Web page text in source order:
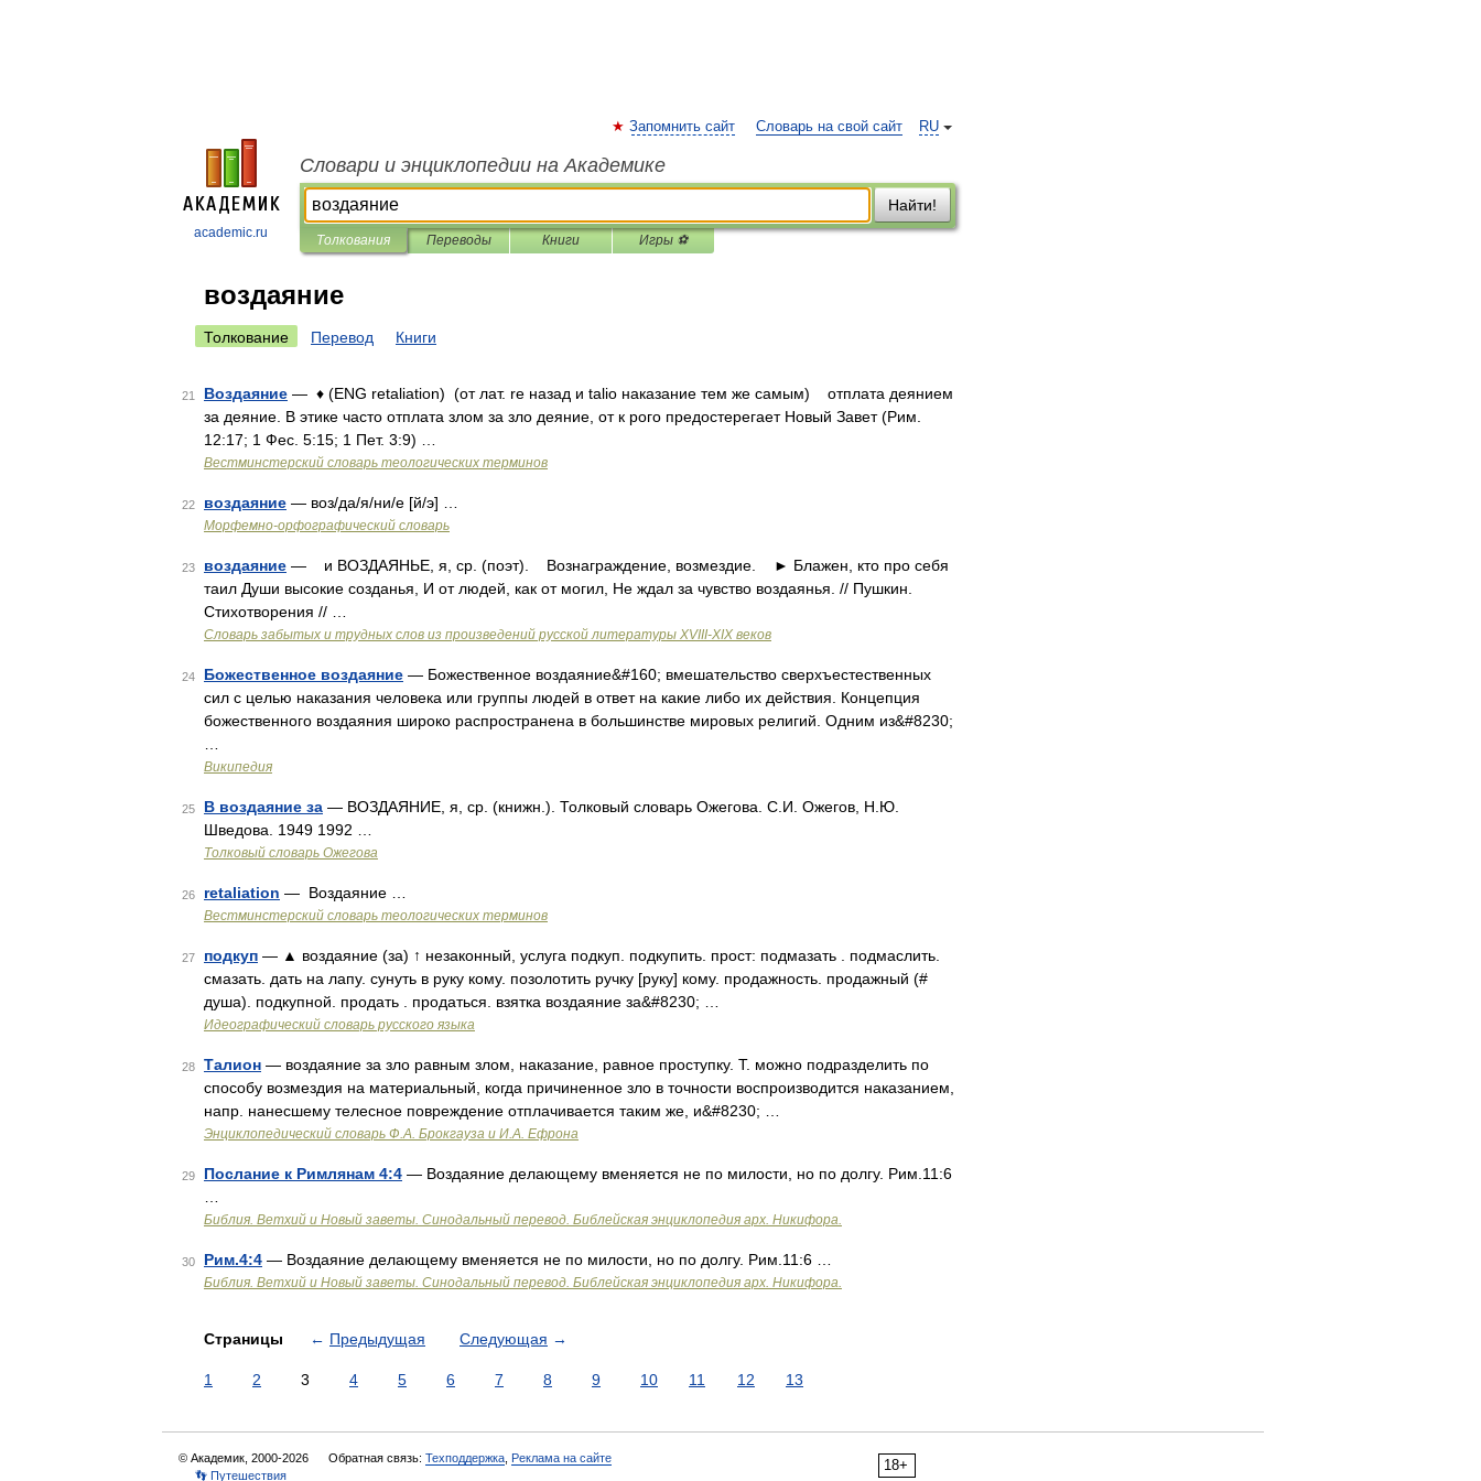
academic.ru
RU
Запомнить сайт Словарь на свой сайт
Словари и энциклопедии на Академике
Найти!
Толкования Переводы Книги Игры ⚽
воздаяние
Толкование Перевод Книги
21 Воздаяние — ♦ (ENG retaliation) (от лат. re назад и talio наказание тем же самым) отплата деянием
за деяние. В этике часто отплата злом за зло деяние, от к рого предостерегает Новый Завет (Рим.
12:17; 1 Фес. 5:15; 1 Пет. 3:9) …
Вестминстерский словарь теологических терминов
22 воздаяние — воз/да/я/ни/е [й/э] …
Морфемно-орфографический словарь
23 воздаяние — и ВОЗДАЯНЬЕ, я, ср. (поэт). Вознаграждение, возмездие. ► Блажен, кто про себя
таил Души высокие созданья, И от людей, как от могил, Не ждал за чувство воздаянья. // Пушкин.
Стихотворения // …
Словарь забытых и трудных слов из произведений русской литературы ХVIII-ХIХ веков
24 Божественное воздаяние — Божественное воздаяние&#160; вмешательство сверхъестественных
сил с целью наказания человека или группы людей в ответ на какие либо их действия. Концепция
божественного воздаяния широко распространена в большинстве мировых религий. Одним из&#8230;
Википедия
25 В воздаяние за — ВОЗДАЯНИЕ, я, ср. (книжн.). Толковый словарь Ожегова. С.И. Ожегов, Н.Ю.
Шведова. 1949 1992 …
Толковый словарь Ожегова
26 retaliation — Воздаяние …
Вестминстерский словарь теологических терминов
27 подкуп — ▲ воздаяние (за) ↑ незаконный, услуга подкуп. подкупить. прост: подмазать . подмаслить.
смазать. дать на лапу. сунуть в руку кому. позолотить ручку [руку] кому. продажность. продажный (#
душа). подкупной. продать . продаться. взятка воздаяние за&#8230; …
Идеографический словарь русского языка
28 Талион — воздаяние за зло равным злом, наказание, равное проступку. Т. можно подразделить по
способу возмездия на материальный, когда причиненное зло в точности воспроизводится наказанием,
напр. нанесшему телесное повреждение отплачивается таким же, и&#8230; …
Энциклопедический словарь Ф.А. Брокгауза и И.А. Ефрона
29 Послание к Римлянам 4:4 — Воздаяние делающему вменяется не по милости, но по долгу. Рим.11:6
Библия. Ветхий и Новый заветы. Синодальный перевод. Библейская энциклопедия арх. Никифора.
30 Рим.4:4 — Воздаяние делающему вменяется не по милости, но по долгу. Рим.11:6 …
Библия. Ветхий и Новый заветы. Синодальный перевод. Библейская энциклопедия арх. Никифора.
Страницы ← Предыдущая Следующая →
1 2 3 4 5 6 7 8 9 10 11 12 13
18+
© Академик, 2000-2026 Обратная связь: Техподдержка Реклама на сайте
👣 Путешествия